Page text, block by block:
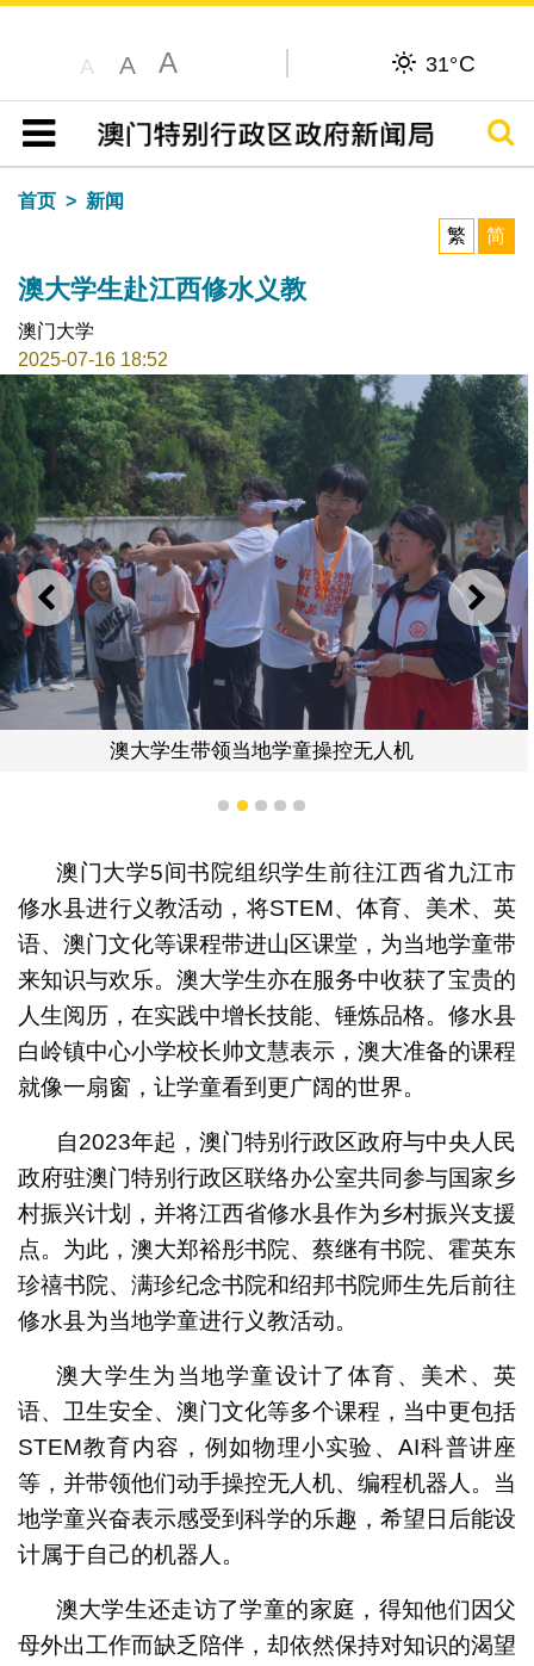
A A A 31°C
目录
搜寻
首页
新闻
繁
简
澳大学生赴江西修水义教
澳门大学
2025-07-16 18:52
上一则 下一
澳大学生带领当地学童操控无人机
1 2 3 4 5
澳门大学5间书院组织学生前往江西省九江市
修水县进行义教活动，将STEM、体育、美术、英
语、澳门文化等课程带进山区课堂，为当地学童带
来知识与欢乐。澳大学生亦在服务中收获了宝贵的
人生阅历，在实践中增长技能、锤炼品格。修水县
白岭镇中心小学校长帅文慧表示，澳大准备的课程
就像一扇窗，让学童看到更广阔的世界。
自2023年起，澳门特别行政区政府与中央人民
政府驻澳门特别行政区联络办公室共同参与国家乡
村振兴计划，并将江西省修水县作为乡村振兴支援
点。为此，澳大郑裕彤书院、蔡继有书院、霍英东
珍禧书院、满珍纪念书院和绍邦书院师生先后前往
修水县为当地学童进行义教活动。
澳大学生为当地学童设计了体育、美术、英
语、卫生安全、澳门文化等多个课程，当中更包括
STEM教育内容，例如物理小实验、AI科普讲座
等，并带领他们动手操控无人机、编程机器人。当
地学童兴奋表示感受到科学的乐趣，希望日后能设
计属于自己的机器人。
澳大学生还走访了学童的家庭，得知他们因父
母外出工作而缺乏陪伴，却依然保持对知识的渴望